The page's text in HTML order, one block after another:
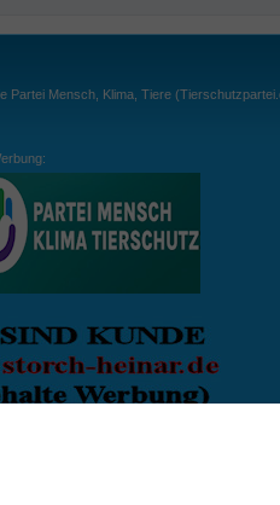
Partei Mensch, Klima, Tiere